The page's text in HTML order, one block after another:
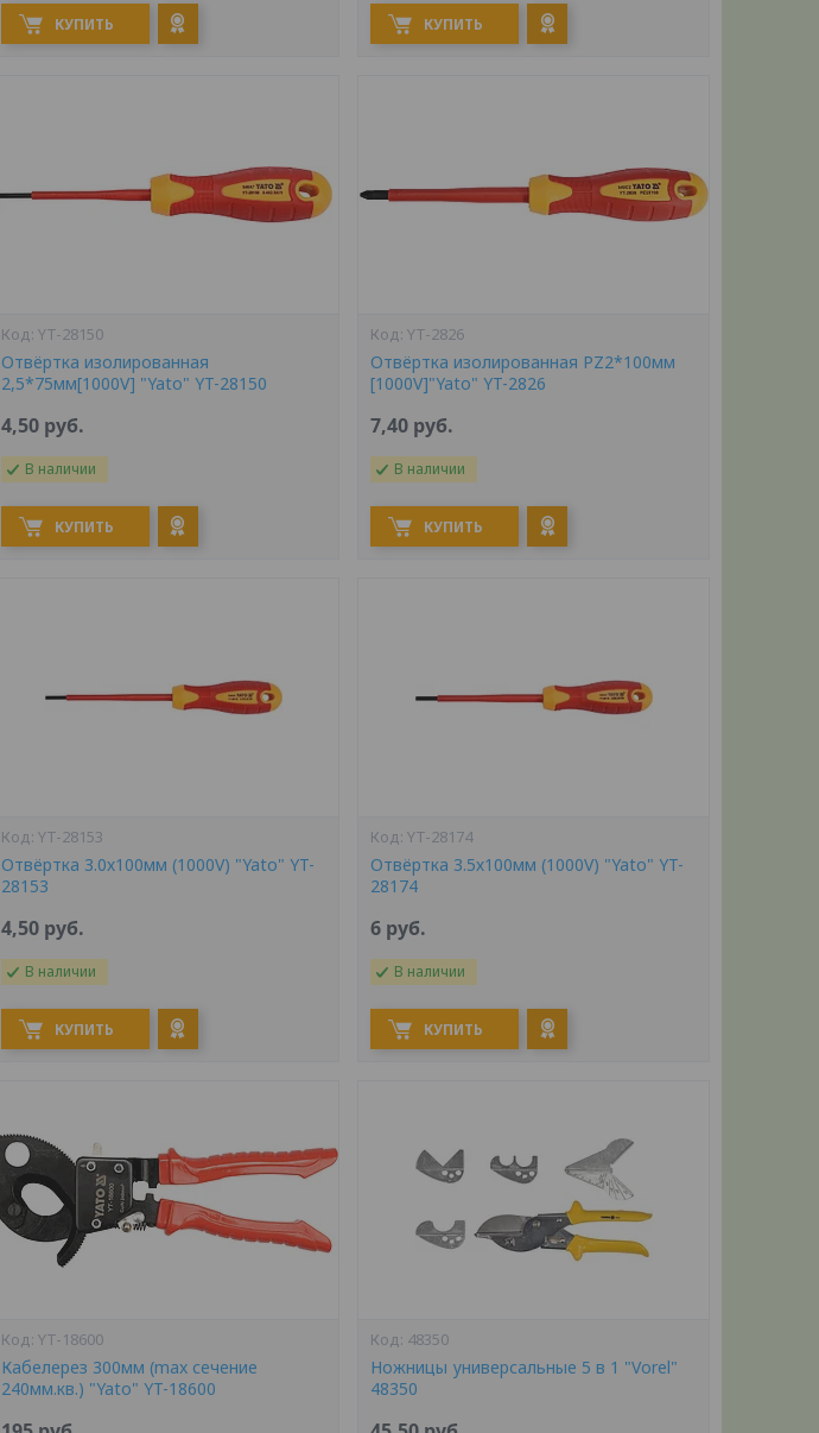
КУПИТЬ КУПИТЬ
YT-28150
Отвёртка изолированная
2,5*75мм[1000V] "Yato" YT-28150
4,50 руб.
В наличии
КУПИТЬ
YT-2826
Отвёртка изолированная PZ2*100мм
[1000V]"Yato" YT-2826
7,40 руб.
В наличии
КУПИТЬ
YT-28153
Отвёртка 3.0х100мм (1000V) "Yato" YT-
28153
4,50 руб.
В наличии
КУПИТЬ
YT-28174
Отвёртка 3.5х100мм (1000V) "Yato" YT-
28174
6 руб.
В наличии
КУПИТЬ
YT-18600
Кабелерез 300мм (max сечение
240мм.кв.) "Yato" YT-18600
48350
Ножницы универсальные 5 в 1 "Vorel"
48350